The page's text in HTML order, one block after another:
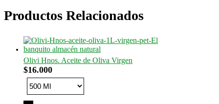
Productos Relacionados
Olivi Hnos. Aceite de Oliva Virgen
$16.000